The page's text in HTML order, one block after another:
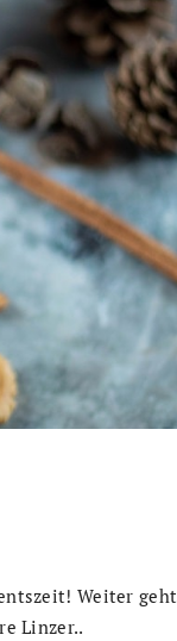
Weiter geht
Linzer..